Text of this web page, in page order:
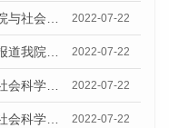
7月20日《央广网客户端》报道我院与社会科学文献出版社联合发布《广州蓝皮书：广州城乡融合发展报告(2022)》的媒体文章 2022-07-22
7月20日《经济日报新闻客户端》报道我院与社会科学文献出版社联合发布《广州蓝皮书：广州城乡融合发展报告(2022)》的媒体文章 2022-07-22
7月20日《湾区财经》报道我院与社会科学文献出版社联合发布《广州蓝皮书：广州城乡融合发展报告(2022)》的媒体文章 2022-07-22
7月19日《天目新闻》报道我院与社会科学文献出版社联合发布《广州蓝皮书：广州城乡融合发展报告(2022)》的媒体文章 2022-07-22